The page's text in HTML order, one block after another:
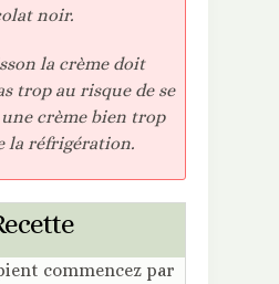
noir.
la crème doit
trop au risque de se
crème bien trop
la réfrigération.
commencez par